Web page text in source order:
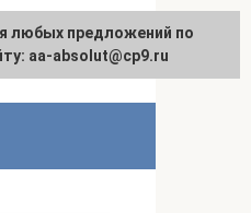
English
любых предложений по
aa-absolut@cp9.ru